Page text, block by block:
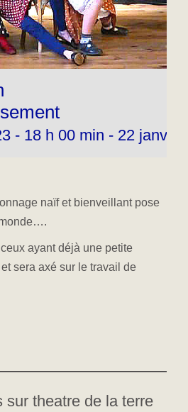
- 18 h 00 min - 22
naïf et bienveillant pose
ayant déjà une petite
sera axé sur le travail de
sur theatre de la terre